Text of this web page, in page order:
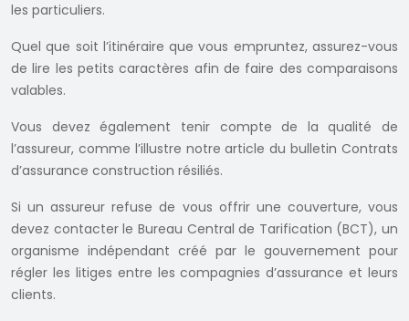
les particuliers.
Quel que soit l’itinéraire que vous empruntez, assurez-vous
de lire les petits caractères afin de faire des comparaisons
valables.
Vous devez également tenir compte de la qualité de
l’assureur, comme l’illustre notre article du bulletin Contrats
d’assurance construction résiliés.
Si un assureur refuse de vous offrir une couverture, vous
devez contacter le Bureau Central de Tarification (BCT), un
organisme indépendant créé par le gouvernement pour
régler les litiges entre les compagnies d’assurance et leurs
clients.